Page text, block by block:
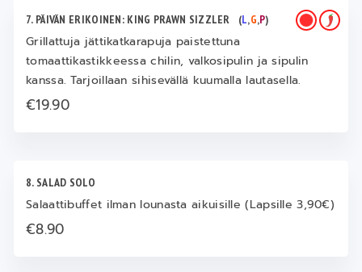
7. PÄIVÄN ERIKOINEN: KING PRAWN SIZZLER (L,G,P)
Grillattuja jättikatkarapuja paistettuna
tomaattikastikkeessa chilin, valkosipulin ja sipulin
kanssa. Tarjoillaan sihisevällä kuumalla lautasella.
€19.90
8. SALAD SOLO
Salaattibuffet ilman lounasta aikuisille (Lapsille 3,90€)
€8.90